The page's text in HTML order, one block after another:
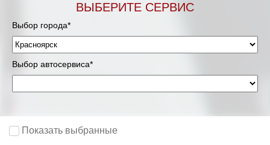
ВЫБЕРИТЕ СЕРВИС
Выбор города*
Выбор автосервиса*
Показать выбранные